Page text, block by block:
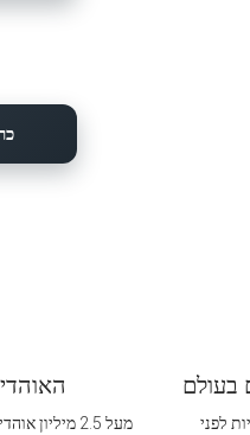
בעולם
לפני
מעל 2.5